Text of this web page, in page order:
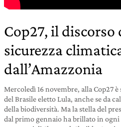
Cop27, il discorso
sicurezza
dall’Amazzonia
Mercoledì 16 novembre, alla Cop27
del Brasile eletto Lula, anche se da
della biodiversità. Ma la stella del
dal primo gennaio ha brillato in